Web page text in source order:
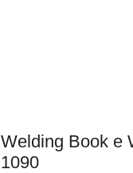
Welding Book e
1090